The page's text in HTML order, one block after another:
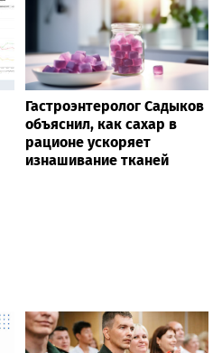
Гастроэнтеролог Садыков
объяснил, как сахар в
рационе ускоряет
изнашивание тканей